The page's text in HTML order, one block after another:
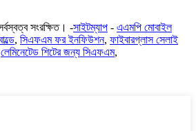
সংরক্ষিত। -সাইটম্যাপ - এএমপি মোবাইল
, সিএফএম ফর ইনফিউশন, ফাইবারগ্লাস সেলাই
লেমিনেটেড শিটের জন্য সিএফএম,